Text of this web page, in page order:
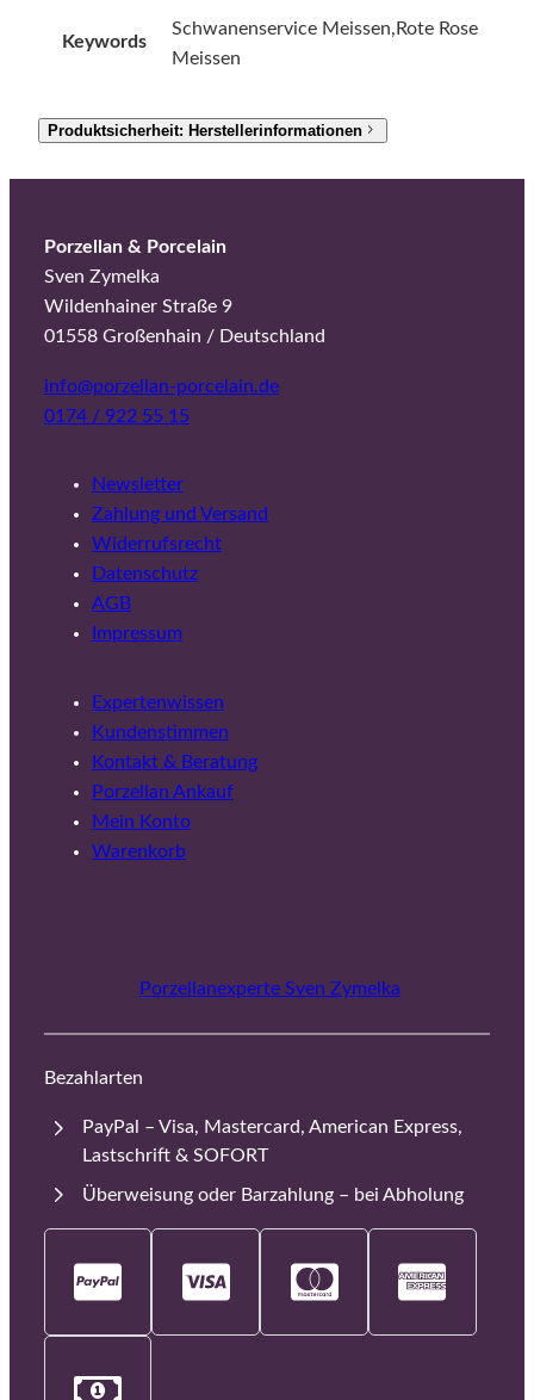
Keywords
Schwanenservice Meissen,Rote Rose
Meissen
Produktsicherheit: Herstellerinformationen
Porzellan & Porcelain
Sven Zymelka
Wildenhainer Straße 9
01558 Großenhain / Deutschland
info@porzellan-porcelain.de
0174 / 922 55 15
Newsletter
Zahlung und Versand
Widerrufsrecht
Datenschutz
AGB
Impressum
Expertenwissen
Kundenstimmen
Kontakt & Beratung
Porzellan Ankauf
Mein Konto
Warenkorb
Porzellanexperte Sven Zymelka
Bezahlarten
PayPal – Visa, Mastercard, American Express,
Lastschrift & SOFORT
Überweisung oder Barzahlung – bei Abholung